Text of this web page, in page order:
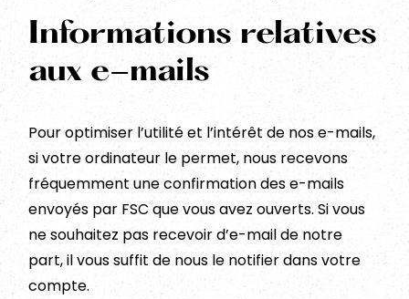
Informations relatives
aux e-mails
Pour optimiser l’utilité et l’intérêt de nos e-mails,
si votre ordinateur le permet, nous recevons
fréquemment une confirmation des e-mails
envoyés par FSC que vous avez ouverts. Si vous
ne souhaitez pas recevoir d’e-mail de notre
part, il vous suffit de nous le notifier dans votre
compte.